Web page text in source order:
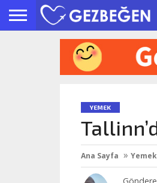
YEMEK
Ana Sayfa Yemek